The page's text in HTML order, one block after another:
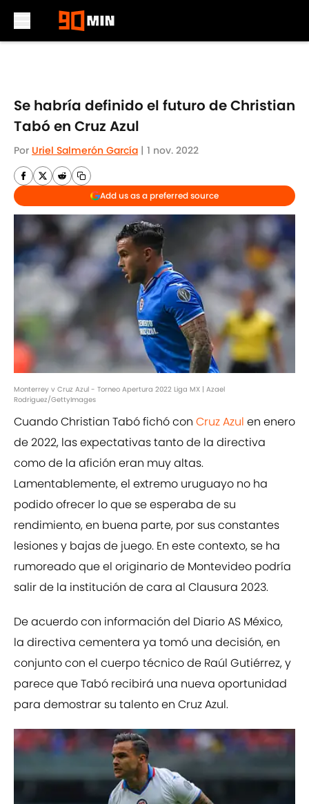
Se habría definido el futuro de Christian
Tabó en Cruz Azul
Por Uriel Salmerón García | 1 nov. 2022
Add us as a preferred source
Monterrey v Cruz Azul - Torneo Apertura 2022 Liga MX | Azael
Rodriguez/GettyImages
Cuando Christian Tabó fichó con Cruz Azul en enero
de 2022, las expectativas tanto de la directiva
como de la afición eran muy altas.
Lamentablemente, el extremo uruguayo no ha
podido ofrecer lo que se esperaba de su
rendimiento, en buena parte, por sus constantes
lesiones y bajas de juego. En este contexto, se ha
rumoreado que el originario de Montevideo podría
salir de la institución de cara al Clausura 2023.
De acuerdo con información del Diario AS México,
la directiva cementera ya tomó una decisión, en
conjunto con el cuerpo técnico de Raúl Gutiérrez, y
parece que Tabó recibirá una nueva oportunidad
para demostrar su talento en Cruz Azul.